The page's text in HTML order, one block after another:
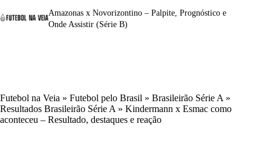
Amazonas x Novorizontino – Palpite, Prognóstico e
Onde Assistir (Série B)
Futebol na Veia » Futebol pelo Brasil » Brasileirão Série A »
Resultados Brasileirão Série A » Kindermann x Esmac como
aconteceu – Resultado, destaques e reação